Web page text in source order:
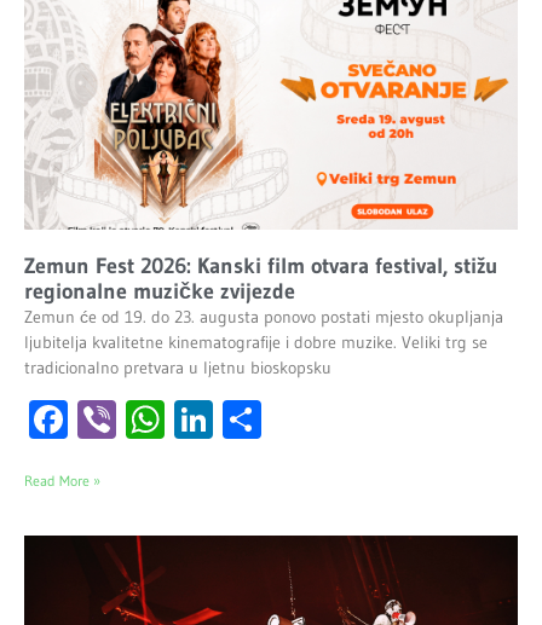
Zemun Fest 2026: Kanski film otvara festival, stižu
regionalne muzičke zvijezde
Zemun će od 19. do 23. augusta ponovo postati mjesto okupljanja
ljubitelja kvalitetne kinematografije i dobre muzike. Veliki trg se
tradicionalno pretvara u ljetnu bioskopsku
Facebook
ViberWhatsApp
LinkedIn
Read More »